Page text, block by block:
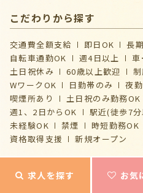
こだわりから探す
交通費全額支給 即日OK 長
自転車通勤OK
週4日以上
車
土日祝休み
60歳以上歓迎
WワークOK
日勤帯のみ 夜
喫煙所あり
土日祝のみ勤務OK
週1、2日からOK
駅近(徒歩7
未経験OK
禁煙 時短勤務OK
資格取得支援
新規オープン
求人を探す お気